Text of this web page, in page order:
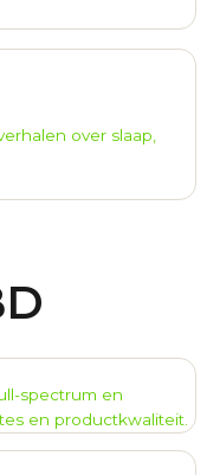
over slaap,
spectrum en
en productkwaliteit.